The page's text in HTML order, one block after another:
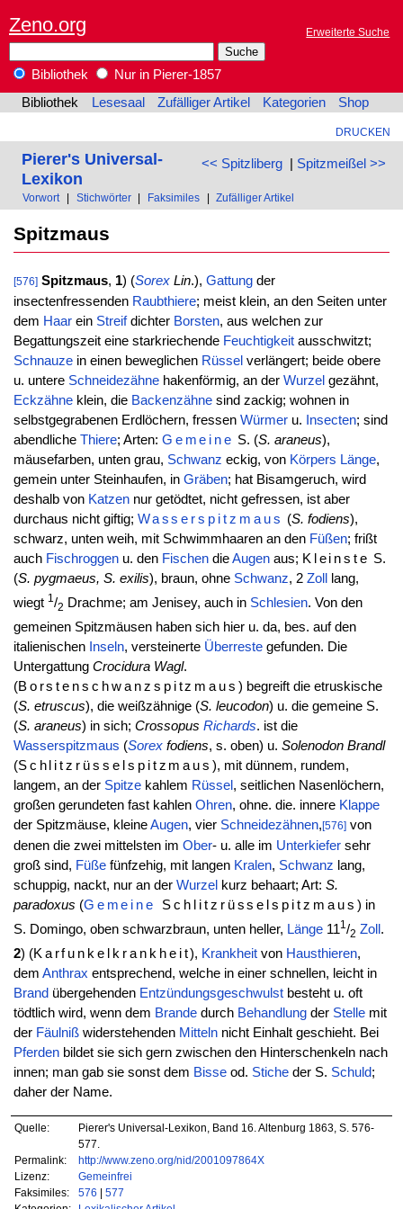
Zeno.org Erweiterte Suche
Bibliothek
Nur in Pierer-1857
Bibliothek
Lesesaal Zufälliger Artikel Kategorien Shop
DRUCKEN
<< Spitzliberg| Spitzmeißel >>
Pierer's Universal-
Lexikon
Vorwort Stichwörter Faksimiles Zufälliger Artikel
Spitzmaus
[576] Spitzmaus, 1) (Sorex Lin.), Gattungder
insectenfressenden Raubthiere; meist klein, an den Seiten unter
dem Haarein Streifdichter Borsten, aus welchen zur
Begattungszeit eine starkriechende Feuchtigkeitausschwitzt;
Schnauzein einen beweglichen Rüssel verlängert; beide obere
u. untere Schneidezähnehakenförmig, an der Wurzel gezähnt,
Eckzähneklein, die Backenzähnesind zackig; wohnen in
selbstgegrabenen Erdlöchern, fressen Würmeru. Insecten; sind
abendliche Thiere; Arten: Gemeine S. (S. araneus),
mäusefarben, unten grau, Schwanz eckig, von Körpers Länge,
gemein unter Steinhaufen, in Gräben; hat Bisamgeruch, wird
deshalb von Katzennur getödtet, nicht gefressen, ist aber
durchaus nicht giftig; Wasserspitzmaus (S. fodiens),
schwarz, unten weih, mit Schwimmhaaren an den Füßen; frißt
auch Fischroggenu. den FischendieAugenaus; Kleinste S.
(S. pygmaeus, S. exilis), braun, ohne Schwanz, 2 Zoll
lang,
wiegt 1/2 Drachme; am Jenisey, auch in Schlesien. Von den
gemeinen Spitzmäusen haben sich hier u. da, bes. auf den
italienischen Inseln, versteinerte Überrestegefunden. Die
Untergattung Crocidura Wagl.
(Borstenschwanzspitzmaus) begreift die etruskische
(S. etruscus), die weißzähnige (S. leucodon) u. die gemeine S.
(S. araneus) in sich; Crossopus Richards. ist die
Wasserspitzmaus (Sorexfodiens, s. oben) u. Solenodon Brandl
(Schlitzrüsselspitzmaus), mit dünnem, rundem,
langem, an der Spitzekahlem Rüssel , seitlichen Nasenlöchern,
großen gerundeten fast kahlen Ohren, ohne. die. innere Klappe
der Spitzmäuse, kleineAugen, vier Schneidezähnen, [576]von
denen die zwei mittelsten im Ober- u. alle im Unterkiefersehr
groß sind, Füßefünfzehig, mit langen Kralen, Schwanz lang,
schuppig, nackt, nur an der Wurzel kurz behaart; Art: S.
paradoxus (Gemeine Schlitzrüsselspitzmaus ) in
S. Domingo, oben schwarzbraun, unten heller, Länge111/2 Zoll .
2) (Karfunkelkrankheit), Krankheit von Hausthieren,
dem Anthrax entsprechend, welche in einer schnellen, leicht in
Brand übergehenden Entzündungsgeschwulstbesteht u. oft
tödtlich wird, wenn dem Brandedurch Behandlungder Stellemit
der Fäulnißwiderstehenden Mittelnnicht Einhalt geschieht. Bei
Pferdenbildet sie sich gern zwischen den Hinterschenkeln nach
innen; man gab sie sonst dem Bisseod. Sticheder S. Schuld;
daher der Name.
Quelle:
Pierer's Universal-Lexikon, Band 16. Altenburg 1863, S. 576-
577.
Permalink:
http://www.zeno.org/nid/2001097864X
Lizenz:
Gemeinfrei
Faksimiles:
576
577